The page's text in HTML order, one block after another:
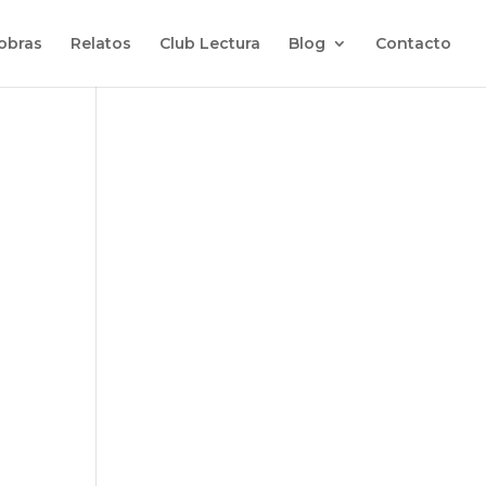
Relatos Club Lectura Blog Contacto